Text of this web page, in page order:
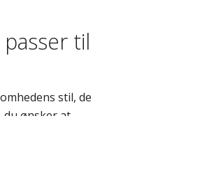
til
stil, de
du ønsker at